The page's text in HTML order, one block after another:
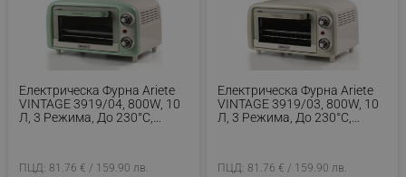
Електрическа Фурна Ariete
VINTAGE 3919/04, 800W, 10
Л, 3 Режима, До 230°C,
ПЦД: 81.76 € / 159.90 лв.
Електрическа Фурна Ariete
VINTAGE 3919/03, 800W, 10
Л, 3 Режима, До 230°C,
ПЦД: 81.76 € / 159.90 лв.